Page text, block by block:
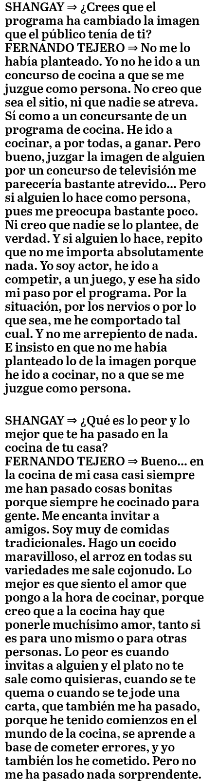
SHANGAY ⇒ ¿Crees que el
programa ha cambiado la imagen
que el público tenía de ti?
FERNANDO TEJERO ⇒ No me lo
había planteado. Yo no he ido a un
concurso de cocina a que se me
juzgue como persona. No creo que
sea el sitio, ni que nadie se atreva.
Sí como a un concursante de un
programa de cocina. He ido a
cocinar, a por todas, a ganar. Pero
bueno, juzgar la imagen de alguien
por un concurso de televisión me
parecería bastante atrevido… Pero
si alguien lo hace como persona,
pues me preocupa bastante poco.
Ni creo que nadie se lo plantee, de
verdad. Y si alguien lo hace, repito
que no me importa absolutamente
nada. Yo soy actor, he ido a
competir, a un juego, y ese ha sido
mi paso por el programa. Por la
situación, por los nervios o por lo
que sea, me he comportado tal
cual. Y no me arrepiento de nada.
E insisto en que no me había
planteado lo de la imagen porque
he ido a cocinar, no a que se me
juzgue como persona.
SHANGAY ⇒ ¿Qué es lo peor y lo
mejor que te ha pasado en la
cocina de tu casa?
FERNANDO TEJERO ⇒ Bueno… en
la cocina de mi casa casi siempre
me han pasado cosas bonitas
porque siempre he cocinado para
gente. Me encanta invitar a
amigos. Soy muy de comidas
tradicionales. Hago un cocido
maravilloso, el arroz en todas su
variedades me sale cojonudo. Lo
mejor es que siento el amor que
pongo a la hora de cocinar, porque
creo que a la cocina hay que
ponerle muchísimo amor, tanto si
es para uno mismo o para otras
personas. Lo peor es cuando
invitas a alguien y el plato no te
sale como quisieras, cuando se te
quema o cuando se te jode una
carta, que también me ha pasado,
porque he tenido comienzos en el
mundo de la cocina, se aprende a
base de cometer errores, y yo
también los he cometido. Pero no
me ha pasado nada sorprendente.